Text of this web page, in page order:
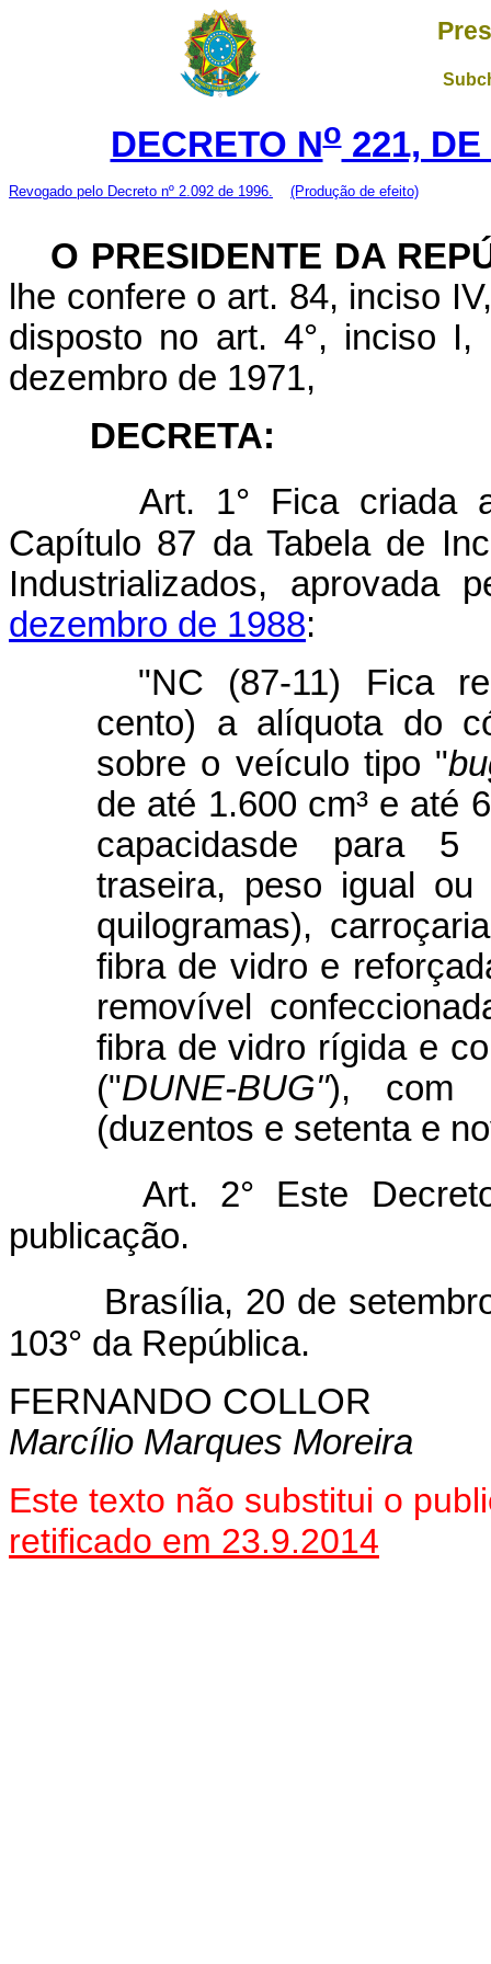
DECRETO No221, DE
Revogado pelo Decreto nº 2.092 de 1996. (Produção de efeito)
O PRESIDENTE DA
lhe confere o art. 84, inciso
disposto no art. 4°, inciso
dezembro de 1971,
DECRETA:
Art. 1° Fica criada
Capítulo 87 da Tabela de
Industrializados, aprovada
dezembro de 1988:
"NC (87-11) Fica
cento) a alíquota do
sobre o veículo tipo "
de até 1.600 cm³ e até
capacidasde para 5
traseira, peso igual
quilogramas),
fibra de vidro e
removível
fibra de vidro rígida e
("DUNE-BUG"), com
(duzentos e setenta e
Art. 2° Este
publicação.
Brasília, 20 de
103° da República.
FERNANDO COLLOR
Marcílio Marques Moreira
Este texto não substitui o
retificado em 23.9.2014